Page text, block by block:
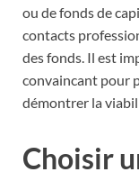
ou de fonds de
contacts
des fonds. Il est
convaincant pour
démontrer la
Choisir